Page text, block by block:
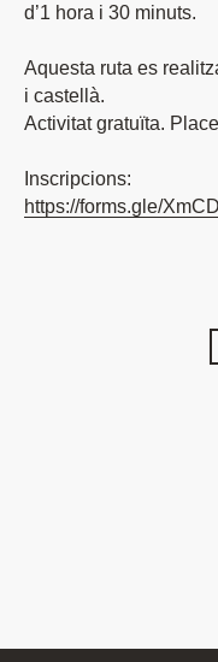
d’1 hora i 30 minuts.
Aquesta ruta es
i castellà.
Activitat gratuïta.
Inscripcions:
https://forms.gle/